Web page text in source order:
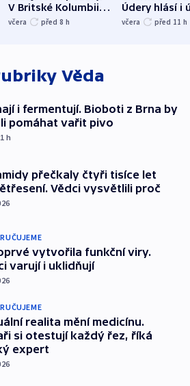
V Britské Kolumbii
evakuovali tisíce lidí
včera před 8 h
Údery hlásí i
Bělgorodu
včera před 11 h
Věda
i fermentují. Bioboti z Brna by
pomáhat vařit pivo
h
přečkaly čtyři tisíce let
Vědci vysvětlili proč
vytvořila funkční viry.
varují i uklidňují
realita mění medicínu.
si otestují každý řez, říká
expert